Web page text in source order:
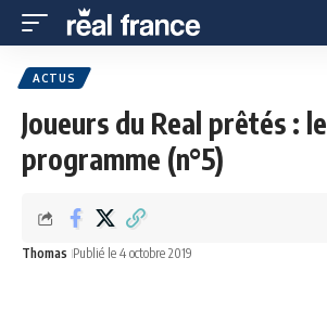
ACTUS
Joueurs du Real prêtés : le
programme (n°5)
Thomas Publié le 4 octobre 2019